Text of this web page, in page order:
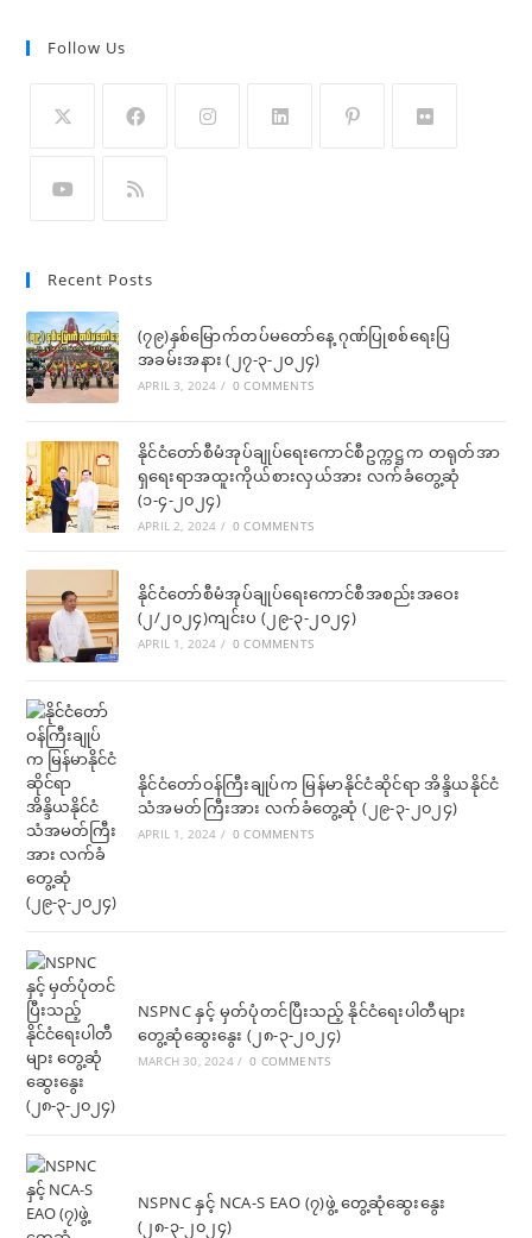
Follow Us
tab
tab
a
new
tab
new
tab
Recent Posts
(၇၉)နှစ်မြောက်တပ်မတော်နေ့ ဂုဏ်ပြုစစ်ရေးပြ
အခမ်းအနား (၂၇-၃-၂၀၂၄)
APRIL 3, 2024 / 0 COMMENTS
နိုင်ငံတော်စီမံအုပ်ချုပ်ရေးကောင်စီဥက္ကဋ္ဌက တရုတ်အာ
ရှရေးရာအထူးကိုယ်စားလှယ်အား လက်ခံတွေ့ဆုံ
(၁-၄-၂၀၂၄)
APRIL 2, 2024 / 0 COMMENTS
နိုင်ငံတော်စီမံအုပ်ချုပ်ရေးကောင်စီအစည်းအဝေး
(၂/၂၀၂၄)ကျင်းပ (၂၉-၃-၂၀၂၄)
APRIL 1, 2024 / 0 COMMENTS
နိုင်ငံတော်ဝန်ကြီးချုပ်က မြန်မာနိုင်ငံဆိုင်ရာ အိန္ဒိယနိုင်ငံ
သံအမတ်ကြီးအား လက်ခံတွေ့ဆုံ (၂၉-၃-၂၀၂၄)
APRIL 1, 2024 / 0 COMMENTS
NSPNC နှင့် မှတ်ပုံတင်ပြီးသည့် နိုင်ငံရေးပါတီများ
တွေ့ဆုံဆွေးနွေး (၂၈-၃-၂၀၂၄)
MARCH 30, 2024 / 0 COMMENTS
NSPNC နှင့် NCA-S EAO (၇)ဖွဲ့ တွေ့ဆုံဆွေးနွေး
(၂၈-၃-၂၀၂၄)